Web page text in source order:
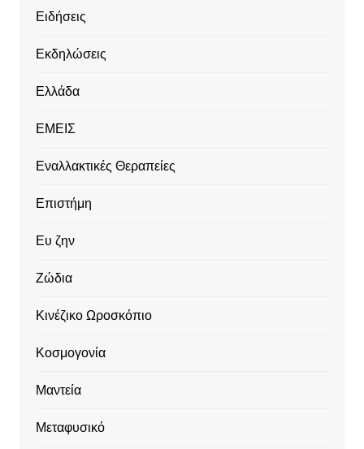
Ειδήσεις
Εκδηλώσεις
Ελλάδα
ΕΜΕΙΣ
Εναλλακτικές Θεραπείες
Επιστήμη
Ευ ζην
Ζώδια
Κινέζικο Ωροσκόπιο
Κοσμογονία
Μαντεία
Μεταφυσικό